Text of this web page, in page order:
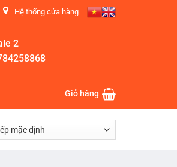
Hệ thống cửa hàng
2
Giỏ hàng